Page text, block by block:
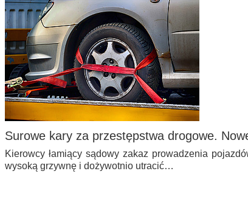
Surowe kary za przestępstwa drogowe.
Kierowcy łamiący sądowy zakaz prowadzenia
wysoką grzywnę i dożywotnio utracić…